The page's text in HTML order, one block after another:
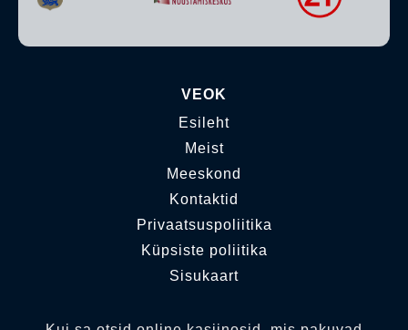
VEOK
Esileht
Meist
Meeskond
Kontaktid
Privaatsuspoliitika
Küpsiste poliitika
Sisukaart